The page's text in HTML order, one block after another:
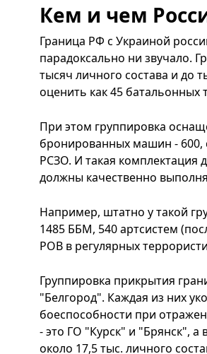
Кем и чем
Граница РФ с Украиной
парадоксально ни звучало.
тысяч личного состава и до
оценить как 45 батальонных
При этом группировка
бронированных машин - 600,
РСЗО. И такая комплектация
должны качественно
Например, штатно у такой
1485 ББМ, 540 артсистем
РОВ в регулярных
Группировка прикрытия
"Белгород". Каждая из них
боеспособности при
- это ГО "Курск" и "Брянск",
около 17,5 тыс. личного